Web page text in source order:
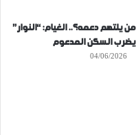
من يلتهم دعمه؟.. الغيام: “النوار”
يضرب السكن المدعوم
04/06/2026